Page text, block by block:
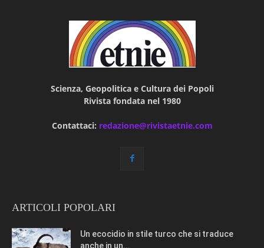
Scienza, Geopolitica e Cultura dei Popoli
Rivista fondata nel 1980
Contattaci: redazione@rivistaetnie.com
ARTICOLI POPOLARI
Un ecocidio in stile turco che si traduce
anche in un...